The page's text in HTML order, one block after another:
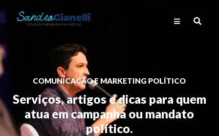
COMUNICAÇÃO E MARKETING POLÍTICO
Serviços, artigos e dicas para quem
atua em campanha ou mandato
político.